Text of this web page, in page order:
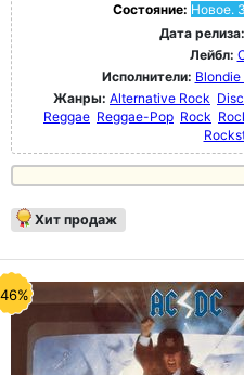
Состояние: Новое.
Дата релиза:
Лейбл:
Исполнители: Blondie
Жанры: Alternative Rock
Reggae Reggae-Pop Rock
Хит продаж